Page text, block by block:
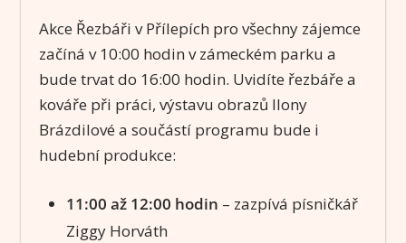
Akce Řezbáři v Přílepích pro všechny zájemce
začíná v 10:00 hodin v zámeckém parku a
bude trvat do 16:00 hodin. Uvidíte řezbáře a
kováře při práci, výstavu obrazů Ilony
Brázdilové a součástí programu bude i
hudební produkce:
11:00 až 12:00 hodin – zazpívá písničkář
Ziggy Horváth